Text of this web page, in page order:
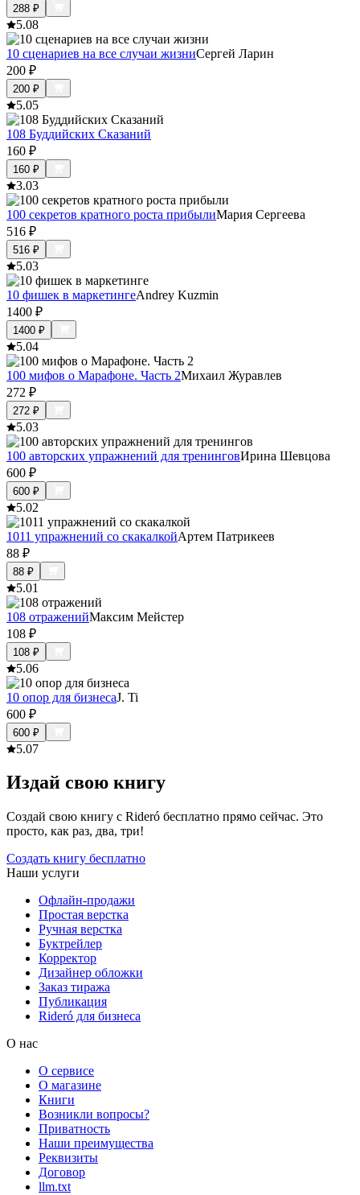
288 ₽
5.08
10 сценариев на все случаи жизниСергей Ларин
200 ₽
200 ₽
5.05
108 Буддийских Сказаний
160 ₽
160 ₽
3.03
100 секретов кратного роста прибылиМария Сергеева
516 ₽
516 ₽
5.03
10 фишек в маркетингеAndrey Kuzmin
1400 ₽
1400 ₽
5.04
100 мифов о Марафоне. Часть 2Михаил Журавлев
272 ₽
272 ₽
5.03
100 авторских упражнений для тренинговИрина Шевцова
600 ₽
600 ₽
5.02
1011 упражнений со скакалкойАртем Патрикеев
88 ₽
88 ₽
5.01
108 отраженийМаксим Мейстер
108 ₽
108 ₽
5.06
10 опор для бизнесаJ. Ti
600 ₽
600 ₽
5.07
Издай свою книгу
Создай свою книгу с Rideró бесплатно прямо сейчас. Это
просто, как раз, два, три!
Создать книгу бесплатно
Наши услуги
Офлайн-продажи
Простая верстка
Ручная верстка
Буктрейлер
Корректор
Дизайнер обложки
Заказ тиража
Публикация
Rideró для бизнеса
О нас
О сервисе
О магазине
Книги
Возникли вопросы?
Приватность
Наши преимущества
Реквизиты
Договор
llm.txt